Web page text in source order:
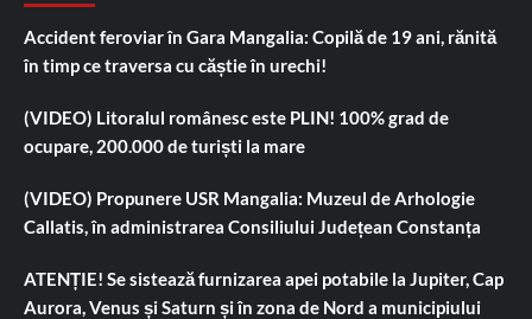
Accident feroviar în Gara Mangalia: Copilă de 19 ani, rănită
în timp ce traversa cu căștie în urechi!
(VIDEO) Litoralul românesc este PLIN! 100% grad de
ocupare, 200.000 de turiști la mare
(VIDEO) Propunere USR Mangalia: Muzeul de Arhologie
Callatis, în administrarea Consiliului Județean Constanța
ATENȚIE! Se sistează furnizarea apei potabile la Jupiter, Cap
Aurora, Venus și Saturn și în zona de Nord a municipiului